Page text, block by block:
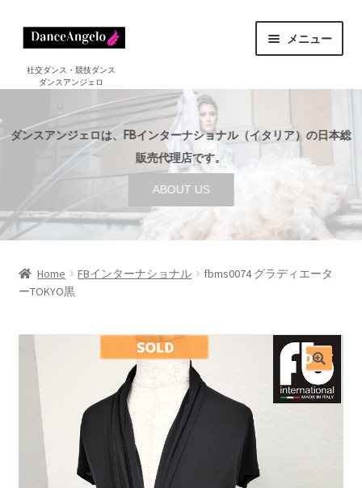
ナ
ビ
ゲ
ー
ョ
キ
ッ
コ
ン
テ
ン
へ
プ
社交ダンス・競技ダンス
ダンスアンジェロ
メニュー
ショップ
SHOP
ブ
ー
を
開
セール
SALE
ご利用案内
GUIDE
ブ
ニ
展
開
ブ
ュ
ー
を
展
お問い合わせ
CONTACT
ダンスアンジェロは、FBインターナショナル（イタリア）の日本総
販売代理店です。
ABOUT US
Home FBインターナショナル
fbms0074 グラディエータ
ーTOKYO黒